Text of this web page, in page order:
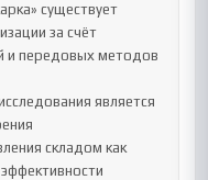
существует
за счёт
и передовых методов
является
складом как